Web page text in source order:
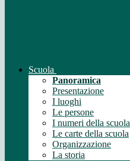
Scuola
Panoramica
Presentazione
I luoghi
Le persone
I numeri della scuola
Le carte della scuola
Organizzazione
La storia